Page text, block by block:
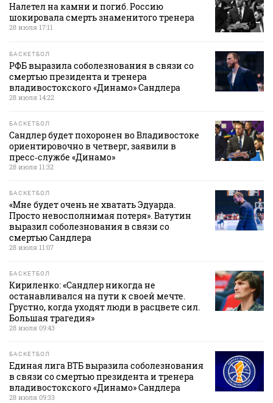
Налетел на камни и погиб. Россию
шокировала смерть знаменитого тренера
28 июля 17:11
БАСКЕТБОЛ
РФБ выразила соболезнования в связи со
смертью президента и тренера
владивостокского «Динамо» Сандлера
28 июля 14:22
БАСКЕТБОЛ
Сандлер будет похоронен во Владивостоке
ориентировочно в четверг, заявили в
пресс‑службе «Динамо»
28 июля 11:32
БАСКЕТБОЛ
«Мне будет очень не хватать Эдуарда.
Просто невосполнимая потеря». Ватутин
выразил соболезнования в связи со
смертью Сандлера
28 июля 11:07
БАСКЕТБОЛ
Кириленко: «Сандлер никогда не
останавливался на пути к своей мечте.
Грустно, когда уходят люди в расцвете сил.
Большая трагедия»
28 июля 09:43
БАСКЕТБОЛ
Единая лига ВТБ выразила соболезнования
в связи со смертью президента и тренера
владивостокского «Динамо» Сандлера
28 июля 09:33